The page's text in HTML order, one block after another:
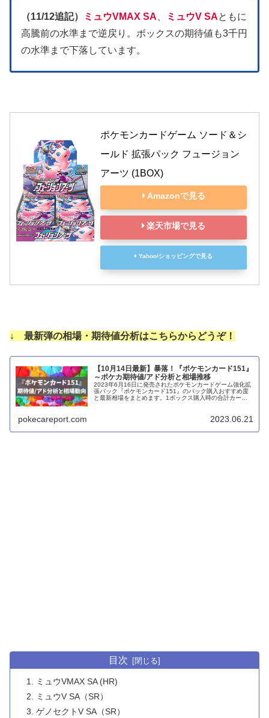
（11/12追記） ミュウVMAX SA ミュウV SAともに
高騰前の水準まで逆戻り。ボックスの期待値も3千円
の水準まで下落しています。
ポケモンカードゲーム ソード＆シ
ールド 拡張パック フュージョン
アーツ (1BOX)
Amazonで見る
楽天市場で見る
Yahoo!ショッピングで見る
↓ 最新弾の相場・期待値分析はこちらからどうぞ！
【10月14日最新】暴落！『ポケモンカード151』
～ポケカ期待値/アド分析と相場推移
2023年6月16日に発売されたポケモンカードゲーム強化拡
張パック『ポケモンカード151』のパック購入おすすめ度
と最新相場をまとめます。1ボックス購入時の合計カード
pokecareport.com 2023.06.21
目次
ミュウVMAX SA (HR)
ミュウV SA（SR）
ゲノセクトV SA（SR）